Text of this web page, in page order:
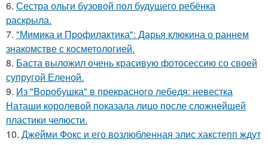
6. Сестра ольги бузовой пол будущего ребёнка
раскрыла.
7. "Мимика и Профилактика": Дарья клюкина о раннем
знакомстве с косметологией.
8. Баста выложил очень красивую фотосессию со своей
супругой Еленой.
9. Из "Воробушка" в прекрасного лебедя: невестка
Наташи королевой показала лицо после сложнейшей
пластики челюсти.
10. Джейми Фокс и его возлюбленная элис хакстепп ждут